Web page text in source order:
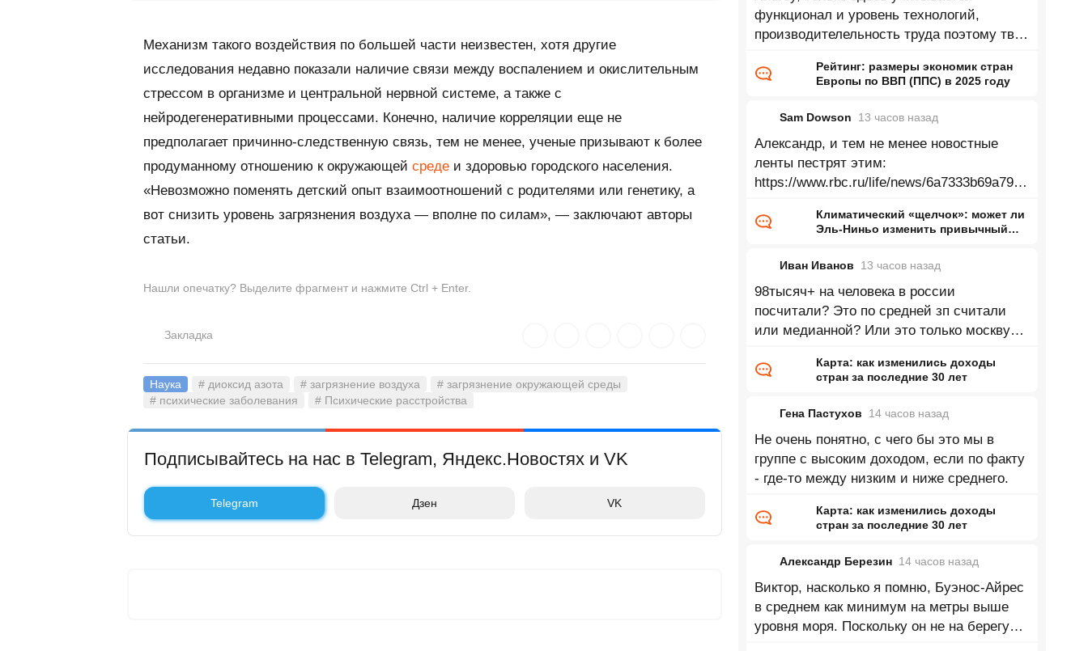
Механизм такого воздействия по большей части неизвестен, хотя другие
исследования недавно показали наличие связи между воспалением и окислительным
стрессом в организме и центральной нервной системе, а также с
нейродегенеративными процессами. Конечно, наличие корреляции еще не
предполагает причинно-следственную связь, тем не менее, ученые призывают к более
продуманному отношению к окружающей среде и здоровью городского населения.
«Невозможно поменять детский опыт взаимоотношений с родителями или генетику, а
вот снизить уровень загрязнения воздуха — вполне по силам», — заключают авторы
статьи.
Нашли опечатку? Выделите фрагмент и нажмите Ctrl + Enter.
Закладка
Наука # диоксид азота # загрязнение воздуха
# загрязнение окружающей среды
# психические заболевания
# Психические расстройства
Подписывайтесь на нас в Telegram, Яндекс.Новостях и VK
Telegram Дзен VK
функционал и уровень технологий,
производителельность труда поэтому твой
Рейтинг: размеры экономик стран
Европы по ВВП (ППС) в 2025 году
Sam Dowson 13 часов назад
Александр, и тем не менее новостные
ленты пестрят этим:
https://www.rbc.ru/life/news/6a7333b69a7947
Аттакама, Аризона, Гоби, Такламакан и
Климатический «щелчок»: может ли
Эль-Ниньо изменить привычный
Иван Иванов
13 часов назад
98тысяч+ на человека в россии
посчитали? Это по средней зп считали
или медианной? Или это только москву
доля
Карта: как изменились доходы
стран за последние 30 лет
Гена Пастухов 14 часов назад
Не очень понятно, с чего бы это мы в
группе с высоким доходом, если по факту
- где-то между низким и ниже среднего.
Карта: как изменились доходы
стран за последние 30 лет
Александр Березин 14 часов назад
Виктор, насколько я помню, Буэнос-Айрес
в среднем как минимум на метры выше
уровня моря. Поскольку он не на берегу